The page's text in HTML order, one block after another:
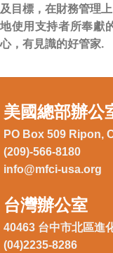
及目標，在財務管理
地使用支持者所奉獻
心，有見識的好管家.
美國總部辦公
PO Box 509 Ripon,
(209)-566-8180
info@mfci-usa.org
台灣辦公室
40463 台中市北區進
(04)2235-8286